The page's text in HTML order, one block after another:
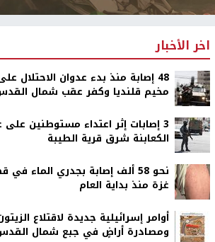
اخر الأخبار
48 إصابة منذ بدء عدوان الاحتلال
مخيم قلنديا وكفر عقب شمال
‏3 إصابات إثر اعتداء مستوطنين على
الكعابنة شرق قرية الطيبة
نحو 58 ألف إصابة بجدري الماء في
غزة منذ بداية العام
أوامر إسرائيلية جديدة لاقتلاع
ومصادرة أراضٍ في جبع شمال